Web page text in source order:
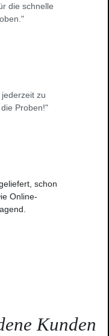
die schnelle
zu
Proben!"
schon
Online-
Kunden